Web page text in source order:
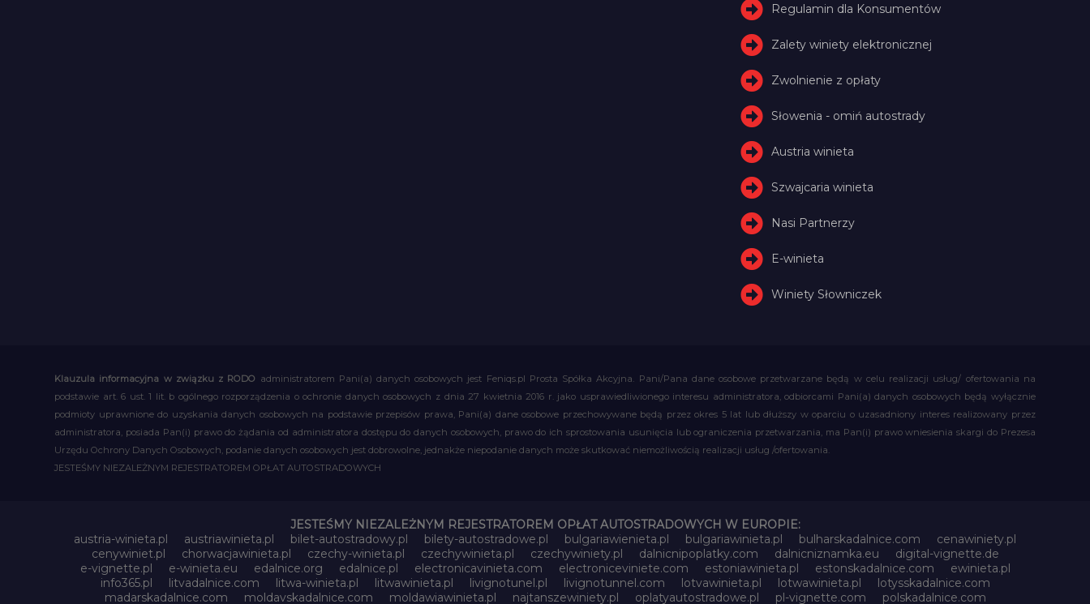
Regulamin dla Konsumentów
Zalety winiety elektronicznej
Zwolnienie z opłaty
Słowenia - omiń autostrady
Austria winieta
Szwajcaria winieta
Nasi Partnerzy
E-winieta
Winiety Słowniczek
Klauzula informacyjna w związku z RODO administratorem Pani(a) danych osobowych jest Feniqs.pl Prosta Spółka Akcyjna. Pani/Pana dane osobowe przetwarzane będą w celu realizacji usług/ ofertowania na
podstawie art. 6 ust. 1 lit. b ogólnego rozporządzenia o ochronie danych osobowych z dnia 27 kwietnia 2016 r. jako usprawiedliwionego interesu administratora, odbiorcami Pani(a) danych osobowych będą wyłącznie
podmioty uprawnione do uzyskania danych osobowych na podstawie przepisów prawa, Pani(a) dane osobowe przechowywane będą przez okres 5 lat lub dłuższy w oparciu o uzasadniony interes realizowany przez
administratora, posiada Pan(i) prawo do żądania od administratora dostępu do danych osobowych, prawo do ich sprostowania usunięcia lub ograniczenia przetwarzania, ma Pan(i) prawo wniesienia skargi do Prezesa
Urzędu Ochrony Danych Osobowych, podanie danych osobowych jest dobrowolne, jednakże niepodanie danych może skutkować niemożliwością realizacji usług /ofertowania.
JESTEŚMY NIEZALEŻNYM REJESTRATOREM OPŁAT AUTOSTRADOWYCH
JESTEŚMY NIEZALEŻNYM REJESTRATOREM OPŁAT AUTOSTRADOWYCH W EUROPIE:
austria-winieta.pl
austriawinieta.pl bilet-autostradowy.pl bilety-autostradowe.pl bulgariawienieta.pl bulgariawinieta.pl bulharskadalnice.com
cenawiniety.pl
cenywiniet.pl
chorwacjawinieta.pl czechy-winieta.pl czechywinieta.pl czechywiniety.pl dalnicnipoplatky.com dalnicniznamka.eu
digital-vignette.de
e-vignette.pl
e-winieta.eu edalnice.org edalnice.pl electronicavinieta.com electroniceviniete.com estoniawinieta.pl estonskadalnice.com
ewinieta.pl
info365.pl
litvadalnice.com litwa-winieta.pl litwawinieta.pl livignotunel.pl livignotunnel.com lotvawinieta.pl lotwawinieta.pl
lotysskadalnice.com
madarskadalnice.com
moldavskadalnice.com moldawiawinieta.pl najtanszewiniety.pl oplatyautostradowe.pl pl-vignette.com polskadalnice.com